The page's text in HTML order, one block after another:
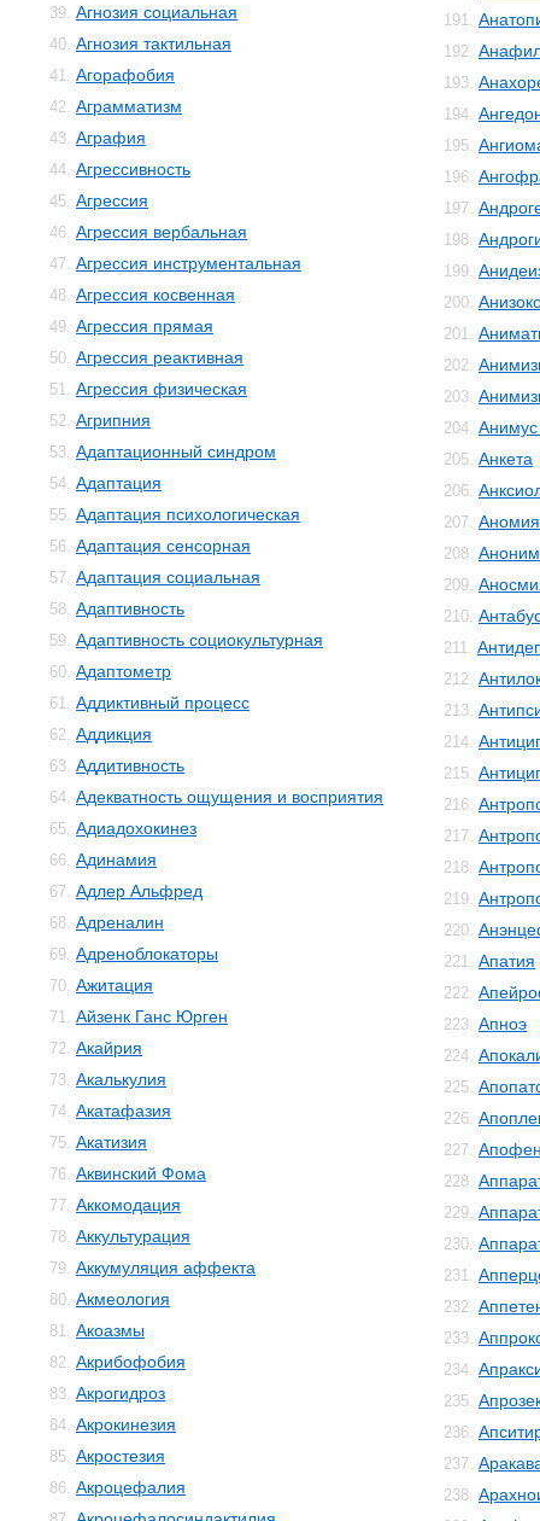
39. Агнозия социальная
40. Агнозия тактильная
41. Агорафобия
42. Аграмматизм
43. Аграфия
44. Агрессивность
45. Агрессия
46. Агрессия вербальная
47. Агрессия инструментальная
48. Агрессия косвенная
49. Агрессия прямая
50. Агрессия реактивная
51. Агрессия физическая
52. Агрипния
53. Адаптационный синдром
54. Адаптация
55. Адаптация психологическая
56. Адаптация сенсорная
57. Адаптация социальная
58. Адаптивность
59. Адаптивность социокультурная
60. Адаптометр
61. Аддиктивный процесс
62. Аддикция
63. Аддитивность
64. Адекватность ощущения и восприятия
65. Адиадохокинез
66. Адинамия
67. Адлер Альфред
68. Адреналин
69. Адреноблокаторы
70. Ажитация
71. Айзенк Ганс Юрген
72. Акайрия
73. Акалькулия
74. Акатафазия
75. Акатизия
76. Аквинский Фома
77. Аккомодация
78. Аккультурация
79. Аккумуляция аффекта
80. Акмеология
81. Акоазмы
82. Акрибофобия
83. Акрогидроз
84. Акрокинезия
85. Акростезия
86. Акроцефалия
191.
192.
193.
194.
195.
196.
197.
198.
199.
200.
201.
202.
203.
204.
205. Анкета
206.
207. Аномия
208.
209.
210.
211.
212.
213.
214.
215.
216.
217.
218.
219.
220.
221. Апатия
222.
223. Апноэ
224.
225.
226.
227.
228.
229.
230.
231.
232.
233.
234.
235.
236.
237.
238.